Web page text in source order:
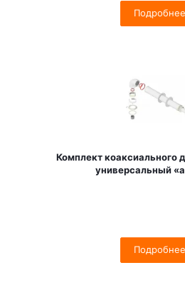
Подробнее
Комплект коаксиального
универсальный
Подробнее